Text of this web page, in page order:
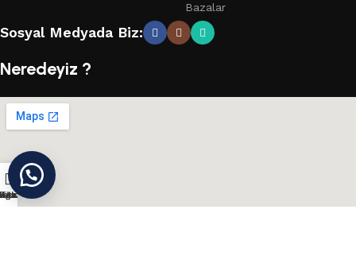
Bazalar
Sosyal Medyada Biz:
Neredeyiz ?
Teklif Al